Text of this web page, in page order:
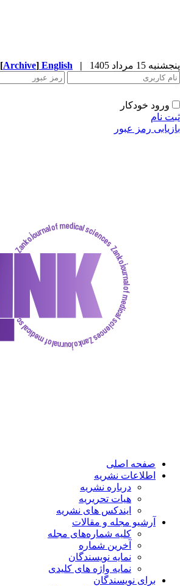
پنجشنبه 15 مرداد 1405 |
English
[Archive]
ورود خودکار
ثبت نام
بازیابی رمز عبور
صفحه اصلی
اطلاعات نشریه
درباره نشریه
هیات تحریریه
ایندکس های نشریه
آرشیو مجله و مقالات
کلیه شماره‌های مجله
آخرین شماره
نمایه نویسندگان
نمایه واژه های کلیدی
برای نویسندگان